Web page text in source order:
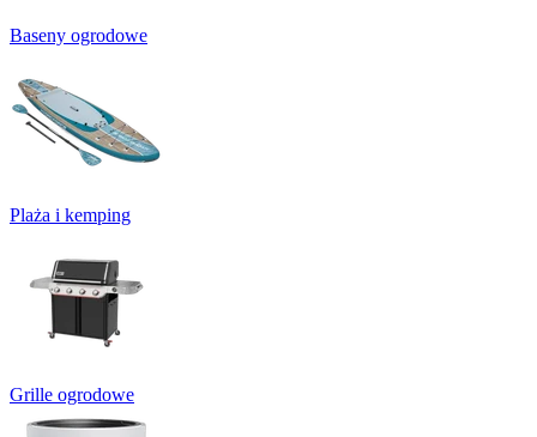
Baseny ogrodowe
Plaża i kemping
Grille ogrodowe